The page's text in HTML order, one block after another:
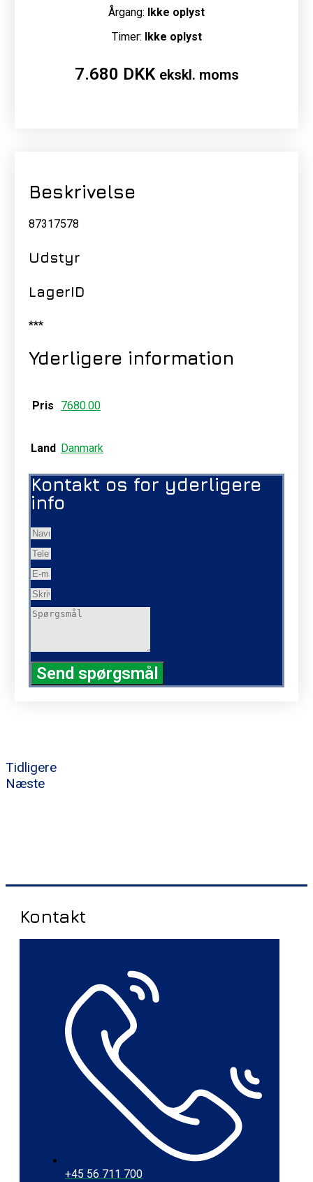
Årgang: Ikke oplyst
Timer: Ikke oplyst
7.680 DKK ekskl. moms
Beskrivelse
87317578
Udstyr
LagerID
***
Yderligere information
Pris 7680.00
Land Danmark
Kontakt os for yderligere
info
Send spørgsmål
Tidligere
Næste
Kontakt
+45 56 711 700